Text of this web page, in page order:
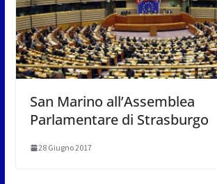
San Marino all’Assemblea
Parlamentare di Strasburgo
28 Giugno 2017